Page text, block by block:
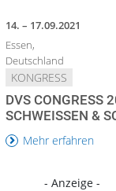
14. – 17.09.2021
Essen,
Deutschland
KONGRESS
DVS CONGRESS
SCHWEISSEN &
Mehr erfahren
- Anzeige -